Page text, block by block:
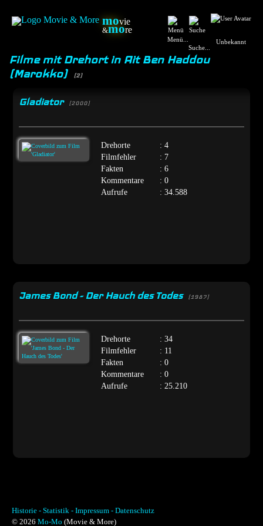
movie
&more
Menü...
Suche...
Unbekannt
Filme mit Drehort in Ait Ben Haddou‌
(Marokko)
(2)
Gladiator [2000]
Drehorte
: 4
Filmfehler
: 7
Fakten
: 6
Kommentare
: 0
Aufrufe
: 34.588
James Bond - Der Hauch des Todes [1987]
Drehorte
: 34
Filmfehler
: 11
Fakten
: 0
Kommentare
: 0
Aufrufe
: 25.210
Historie - Statistik - Impressum - Datenschutz
© 2026 Mo-Mo (Movie & More)